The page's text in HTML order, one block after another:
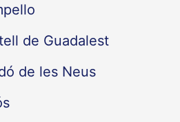
de Guadalest
de les Neus